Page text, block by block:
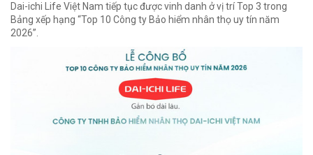
Dai-ichi Life Việt Nam tiếp tục được vinh danh ở vị trí Top 3 trong
Bảng xếp hạng “Top 10 Công ty Bảo hiểm nhân thọ uy tín năm
2026”.